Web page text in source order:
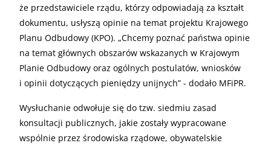
że przedstawiciele rządu, którzy odpowiadają za kształt
dokumentu, usłyszą opinie na temat projektu Krajowego
Planu Odbudowy (KPO). „Chcemy poznać państwa opinie
na temat głównych obszarów wskazanych w Krajowym
Planie Odbudowy oraz ogólnych postulatów, wniosków
i opinii dotyczących pieniędzy unijnych” - dodało MFiPR.
Wysłuchanie odwołuje się do tzw. siedmiu zasad
konsultacji publicznych, jakie zostały wypracowane
wspólnie przez środowiska rządowe, obywatelskie